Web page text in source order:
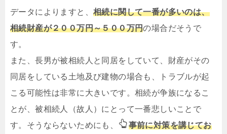
データによりますと、 相続に関して一番が多いのは、
相続財産が２００万円～５００万円の場合だそうで
す。
また、長男が被相続人と同居をしていて、財産がその
同居をしている土地及び建物の場合も、トラブルが起
こる可能性は非常に大きいです。相続が争族になるこ
とが、被相続人（故人）にとって一番悲しいことで
す。そうならないためにも、
事前に対策を講じてお